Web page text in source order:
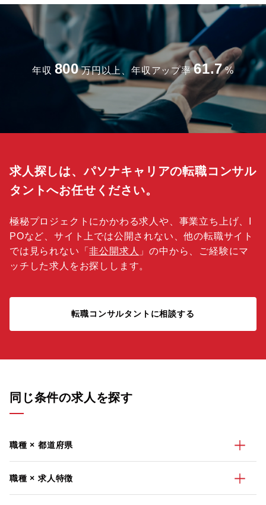
年収 800 万円以上、年収アップ率 61.7 %
求人探しは、パソナキャリアの転職コンサル
タントへお任せください。
極秘プロジェクトにかかわる求人や、事業立ち上げ、I
POなど、サイト上では公開されない、他の転職サイト
では見られない「非公開求人 」の中から、ご経験にマ
ッチした求人をお探しします。
転職コンサルタントに相談する
同じ条件の求人を探す
職種 × 都道府県
職種 × 求人特徴